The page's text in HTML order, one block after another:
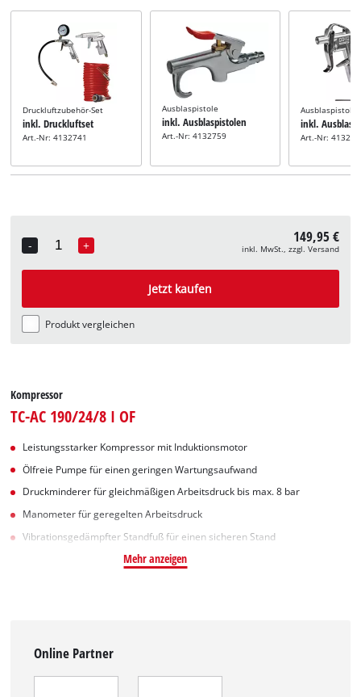
Druckluftzubehör-Set
inkl. Druckluftset
Art.-Nr: 4132741
Ausblaspistole
inkl. Ausblaspistolen
Art.-Nr: 4132759
Ausblaspistole
inkl.
Art.-Nr:
-
Quantity
+ 149,95 €
inkl. MwSt., zzgl. Versand
Jetzt kaufen
Produkt vergleichen
Kompressor
TC-AC 190/24/8 I OF
Leistungsstarker Kompressor mit Induktionsmotor
Ölfreie Pumpe für einen geringen Wartungsaufwand
Druckminderer für gleichmäßigen Arbeitsdruck bis max. 8 bar
Manometer für geregelten Arbeitsdruck
Vibrationsgedämpfter Standfuß für einen sicheren Stand
Mehr anzeigen
Online Partner